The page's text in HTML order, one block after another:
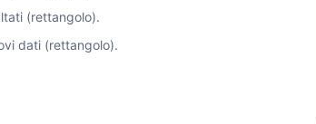
(rettangolo).
dati (rettangolo).